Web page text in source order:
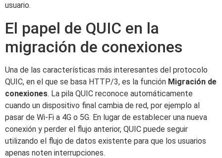
usuario.
El papel de QUIC en la
migración de conexiones
Una de las características más interesantes del protocolo
QUIC, en el que se basa HTTP/3, es la función Migración de
conexiones. La pila QUIC reconoce automáticamente
cuando un dispositivo final cambia de red, por ejemplo al
pasar de Wi-Fi a 4G o 5G. En lugar de establecer una nueva
conexión y perder el flujo anterior, QUIC puede seguir
utilizando el flujo de datos existente para que los usuarios
apenas noten interrupciones.